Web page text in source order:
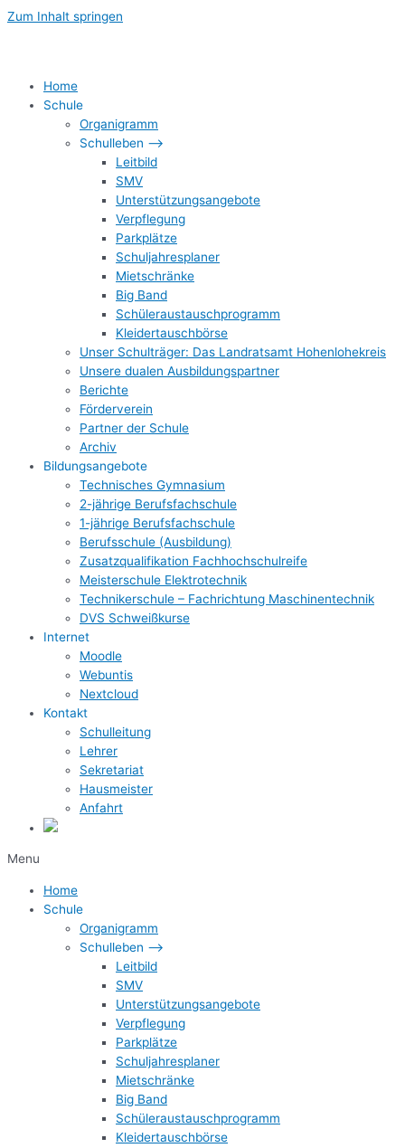
Zum Inhalt springen
Home
Schule
Organigramm
Schulleben –>
Leitbild
SMV
Unterstützungsangebote
Verpflegung
Parkplätze
Schuljahresplaner
Mietschränke
Big Band
Schüleraustauschprogramm
Kleidertauschbörse
Unser Schulträger: Das Landratsamt Hohenlohekreis
Unsere dualen Ausbildungspartner
Berichte
Förderverein
Partner der Schule
Archiv
Bildungsangebote
Technisches Gymnasium
2-jährige Berufsfachschule
1-jährige Berufsfachschule
Berufsschule (Ausbildung)
Zusatzqualifikation Fachhochschulreife
Meisterschule Elektrotechnik
Technikerschule – Fachrichtung Maschinentechnik
DVS Schweißkurse
Internet
Moodle
Webuntis
Nextcloud
Kontakt
Schulleitung
Lehrer
Sekretariat
Hausmeister
Anfahrt
Menu
Home
Schule
Organigramm
Schulleben –>
Leitbild
SMV
Unterstützungsangebote
Verpflegung
Parkplätze
Schuljahresplaner
Mietschränke
Big Band
Schüleraustauschprogramm
Kleidertauschbörse